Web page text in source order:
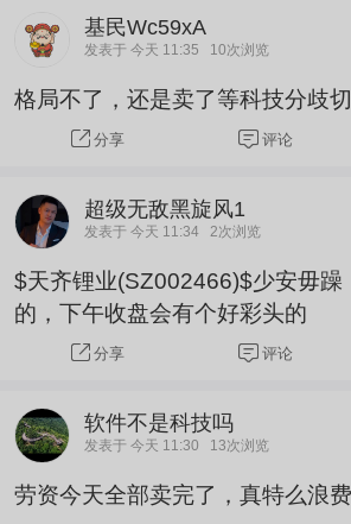
酸锂空头不知道上去就是死了，
理压盘。
基民Wc59xA
发表于 今天 11:35 10次浏览
格局不了，还是卖了等科技分歧
分享 评论
超级无敌黑旋风1
发表于 今天 11:34 2次浏览
$天齐锂业(SZ002466)$少安毋躁
的，下午收盘会有个好彩头的
分享 评论
软件不是科技吗
发表于 今天 11:30 13次浏览
劳资今天全部卖完了，真特么浪